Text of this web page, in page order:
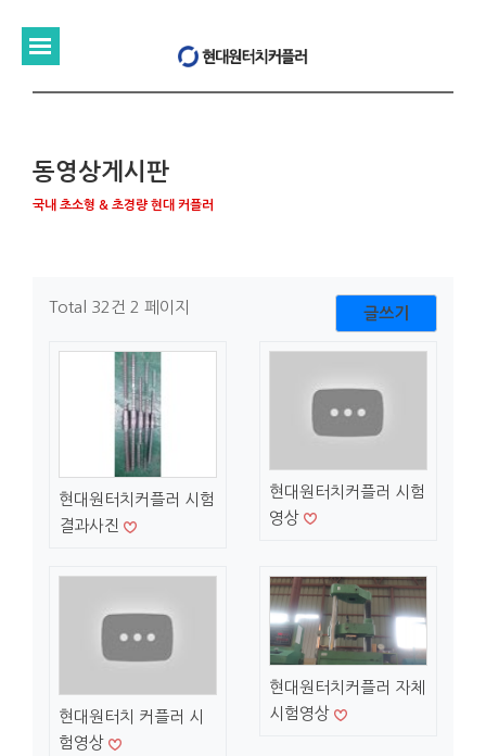
동영상게시판
국내 초소형 & 초경량 현대 커플러
Total 32건 2 페이지 글쓰기
현대원터치커플러 시험
결과사진
현대원터치커플러 시험
영상
현대원터치 커플러 시
험영상
현대원터치커플러 자체
시험영상